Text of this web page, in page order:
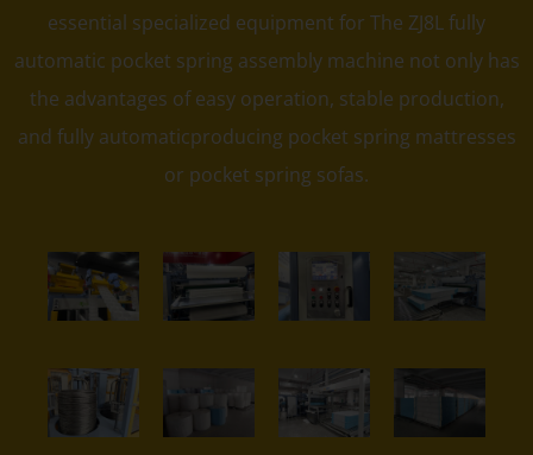
essential specialized equipment for The ZJ8L fully
automatic pocket spring assembly machine not only has
the advantages of easy operation, stable production,
and fully automaticproducing pocket spring mattresses
or pocket spring sofas.